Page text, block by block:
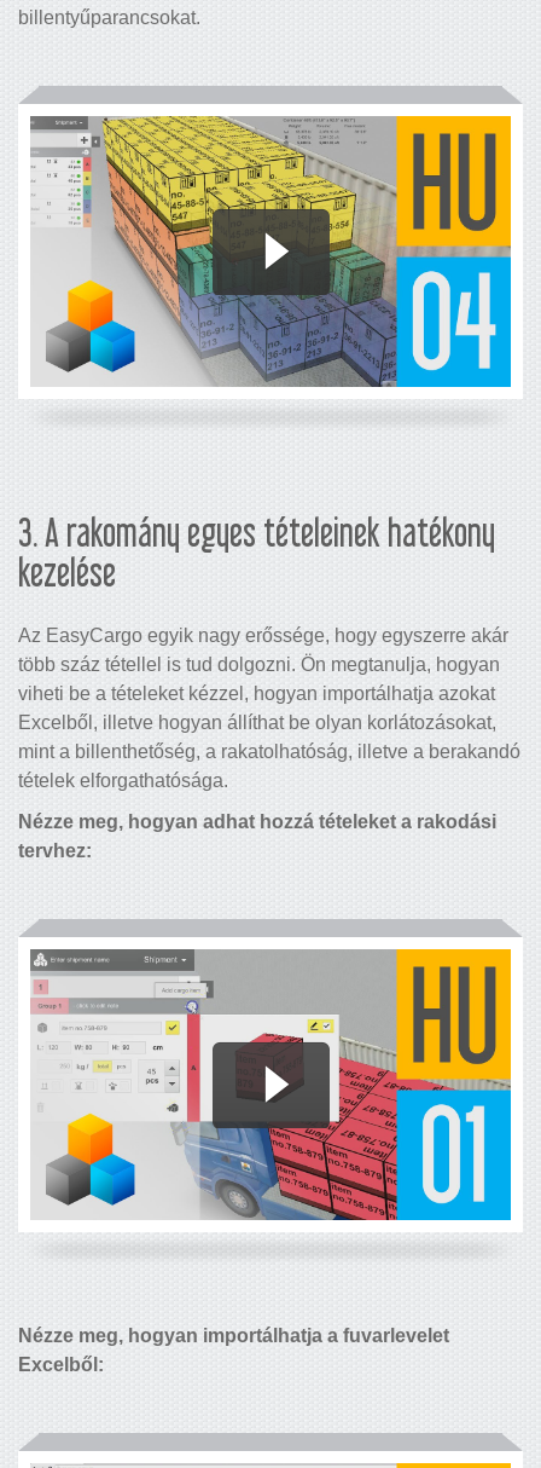
billentyűparancsokat.
3. A rakomány egyes tételeinek hatékony
kezelése
Az EasyCargo egyik nagy erőssége, hogy egyszerre akár
több száz tétellel is tud dolgozni. Ön megtanulja, hogyan
viheti be a tételeket kézzel, hogyan importálhatja azokat
Excelből, illetve hogyan állíthat be olyan korlátozásokat,
mint a billenthetőség, a rakatolhatóság, illetve a berakandó
tételek elforgathatósága.
Nézze meg, hogyan adhat hozzá tételeket a rakodási
tervhez:
Nézze meg, hogyan importálhatja a fuvarlevelet
Excelből: